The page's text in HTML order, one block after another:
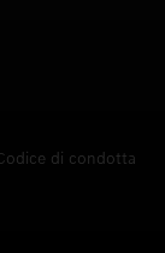
di condotta